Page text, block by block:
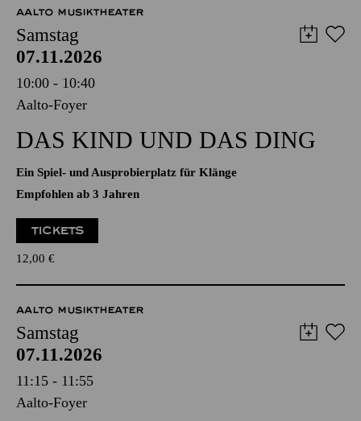
17,00€
AALTO MUSIKTHEATER
Samstag
07.11.2026
10:00 - 10:40
DAS KIND UND DAS DING
Ein Spiel- und Ausprobierplatz für Klänge
Empfohlen ab 3 Jahren
12,00€
AALTO MUSIKTHEATER
Samstag
07.11.2026